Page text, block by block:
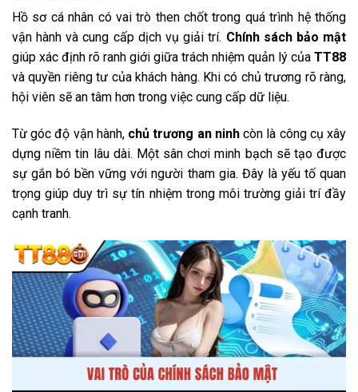
Hồ sơ cá nhân có vai trò then chốt trong quá trình hệ thống
vận hành và cung cấp dịch vụ giải trí. Chính sách bảo mật
giúp xác định rõ ranh giới giữa trách nhiệm quản lý của TT88
và quyền riêng tư của khách hàng. Khi có chủ trương rõ ràng,
hội viên sẽ an tâm hơn trong việc cung cấp dữ liệu.
Từ góc độ vận hành, chủ trương an ninhcòn là công cụ xây
dựng niềm tin lâu dài. Một sân chơi minh bạch sẽ tạo được
sự gắn bó bền vững với người tham gia. Đây là yếu tố quan
trọng giúp duy trì sự tín nhiệm trong môi trường giải trí đầy
cạnh tranh.